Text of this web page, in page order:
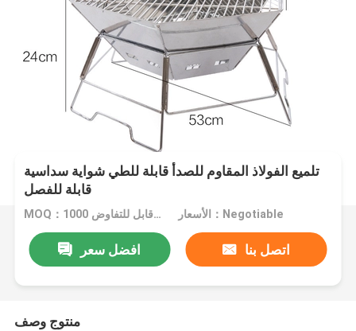
تلميع الفولاذ المقاوم للصدأ قابلة للطي شواية سداسية
قابلة للفصل
MOQ：1000 قطعة قابل للتفاوض الأسعار：Negotiable
افضل سعر اتصل بنا
منتوج وصف